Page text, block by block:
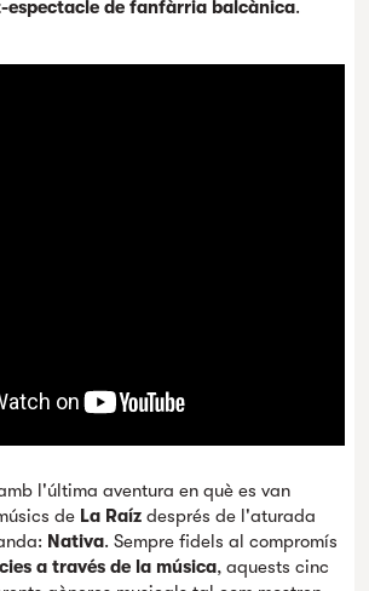
espectacle de fanfàrria balcànica.
l'última aventura en què es van
de La Raíz després de l'aturada
Nativa. Sempre fidels al compromís
a través de la música, aquests cinc